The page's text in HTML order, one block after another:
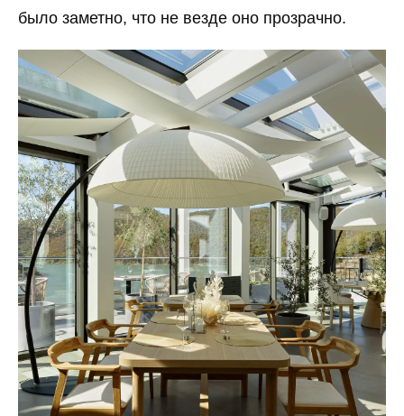
было заметно, что не везде оно прозрачно.